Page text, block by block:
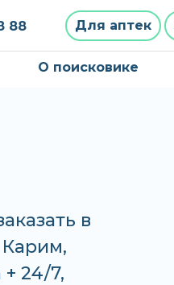
88 Для аптек
О поисковике
в
Карим,
24/7,